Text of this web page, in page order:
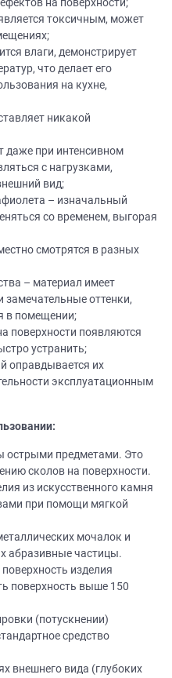
на поверхности;
токсичным, может
влаги, демонстрирует
что делает его
на кухне,
никакой
даже при интенсивном
с нагрузками,
вид;
– изначальный
со временем, выгорая
смотрятся в разных
– материал имеет
замечательные оттенки,
в помещении;
поверхности появляются
устранить;
оправдывается их
эксплуатационным
острыми предметами. Это
сколов на поверхности.
из искусственного камня
при помощи мягкой
мочалок и
абразивные частицы.
изделия
поверхность выше 150
(потускнении)
средство
внешнего вида (глубоких